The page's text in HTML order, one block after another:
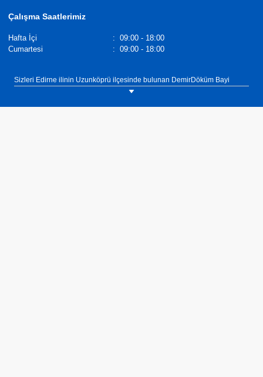
Çalışma Saatlerimiz
Hafta İçi : 09:00 - 18:00
Cumartesi
: 09:00 - 18:00
Sizleri Edirne ilinin Uzunköprü ilçesinde bulunan DemirDöküm Bayi
Uygun Tesisat showroomumuza bekliyoruz. Tel: 0(541) 557 25 75